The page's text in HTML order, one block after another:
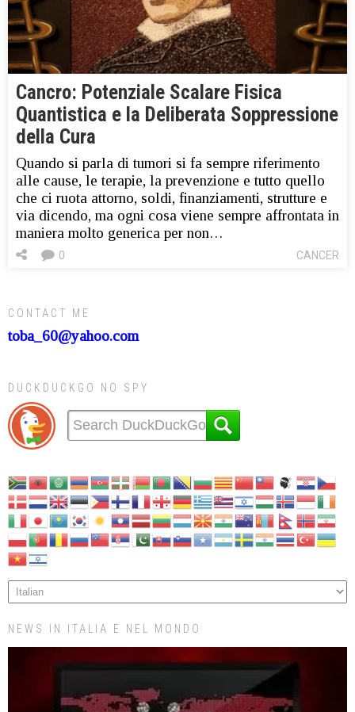
Cancro: Potenziale Scalare Fisica
Quantistica e la Deliberata Soppressione
della Cura
Quando si parla di tumori si fa sempre riferimento
alle cause, le terapie, la prevenzione e tutto quello
che ci ruota attorno, soldi, finanziamenti, strutture e
via dicendo, ma ogni cosa viene sempre affrontata in
maniera molto generica per non…
CANCER
0
CONTACT ME
toba_60@yahoo.com
DUCKDUCKGO NO SPY
NEWS IN ITALIA E NEL MONDO